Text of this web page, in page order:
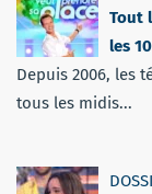
Tout
les
Depuis 2006, les
tous les midis...